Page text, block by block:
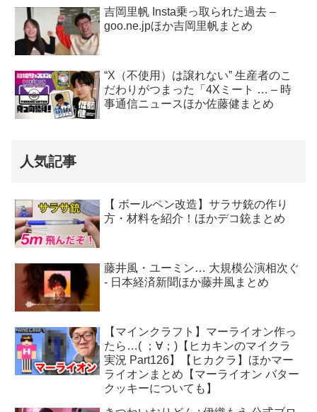
吉岡里帆 Insta乗っ取られた過去 –
goo.ne.jpほか吉岡里帆まとめ
“X（不使用）は譲れない” 生産者のこ
だわりがつまった「4Xミート … – 時
事通信ニュースほか佐藤健まとめ
人気記事
【 ボールペン改造】サラサ銃の作り
方・材料を紹介！ほかデコ銃まとめ
藤井風・ユーミン… 大規模公演相次ぐ
- 日本経済新聞ほか藤井風まとめ
【マインクラフト】マーライオン作っ
たら…( ；∀；)【ヒカキンのマイクラ
実況 Part126】【ヒカクラ】ほかマー
ライオンまとめ【マーライオン バター
クッキーについても】